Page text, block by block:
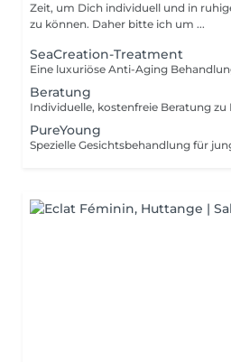
Zeit, um Dich individuell und in
zu können. Daher bitte ich um ...
SeaCreation-Treatment
Beratung
PureYoung